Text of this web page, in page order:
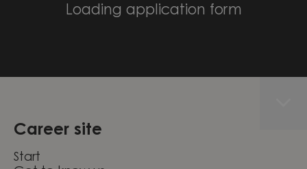
Loading application form
Career site
Start